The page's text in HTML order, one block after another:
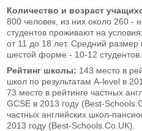
Количество и возраст
800 человек, из них около 260
студентов проживают на
от 11 до 18 лет. Средний размер
шестой форме - 10-12 студентов.
Рейтинг школы: 143 место в
школ по результатам A-level в
73 место в рейтинге частных
GCSE в 2013 году (Best-
частных английских школ-
2013 году (Best-Schools.Co.UK).